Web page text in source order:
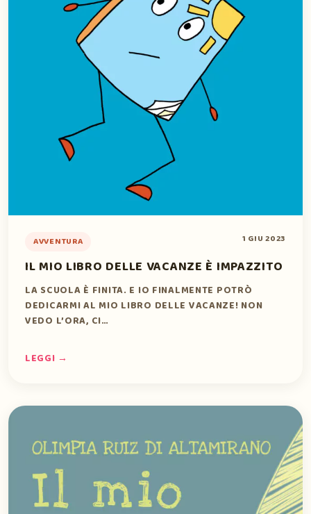
AVVENTURA 1 GIU 2023
IL MIO LIBRO DELLE VACANZE È IMPAZZITO
LA SCUOLA È FINITA. E IO FINALMENTE POTRÒ
DEDICARMI AL MIO LIBRO DELLE VACANZE! NON
VEDO L’ORA, CI…
LEGGI →